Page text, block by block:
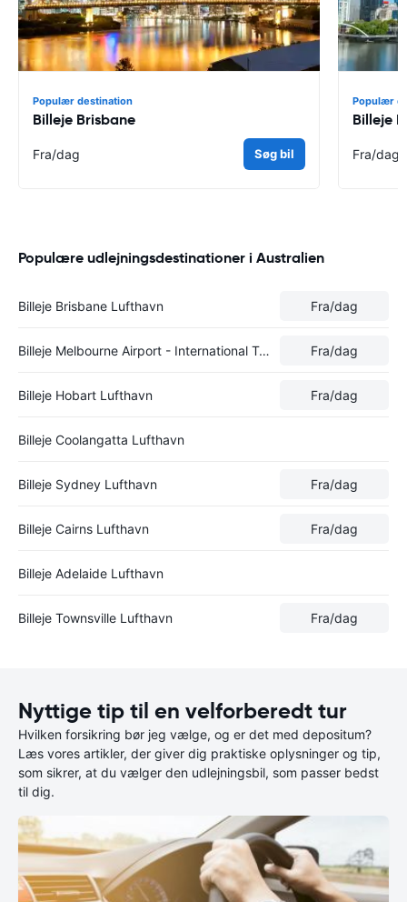
Populær destination
Billeje Brisbane
Fra/dag Søg bil
Populær
Billeje
Fra/dag
Populære udlejningsdestinationer i Australien
Billeje Brisbane Lufthavn Fra/dag
Billeje Melbourne Airport - International Terminal Fra/dag
Billeje Hobart Lufthavn Fra/dag
Billeje Coolangatta Lufthavn
Billeje Sydney Lufthavn Fra/dag
Billeje Cairns Lufthavn Fra/dag
Billeje Adelaide Lufthavn
Billeje Townsville Lufthavn Fra/dag
Nyttige tip til en velforberedt tur
Hvilken forsikring bør jeg vælge, og er det med depositum?
Læs vores artikler, der giver dig praktiske oplysninger og tip,
som sikrer, at du vælger den udlejningsbil, som passer bedst
til dig.